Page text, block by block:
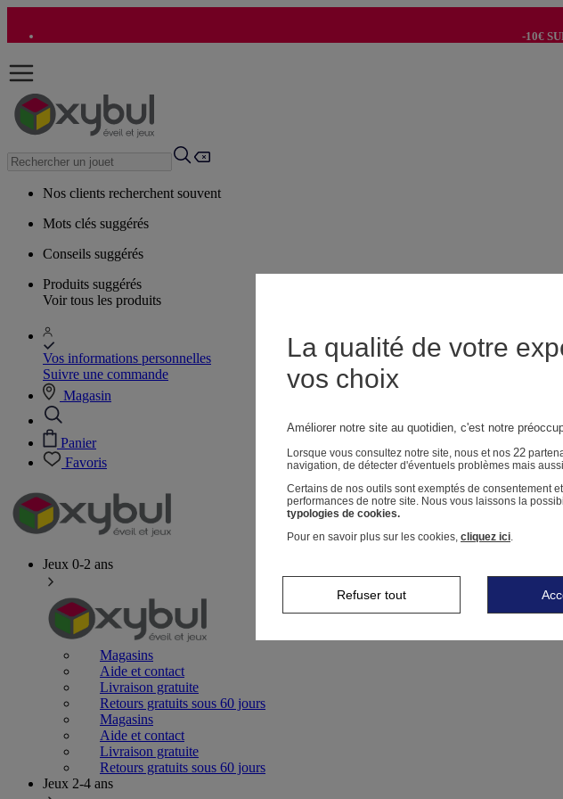
-10€
Nos clients recherchent souvent
Mots clés suggérés
Conseils suggérés
Produits suggérés
Voir tous les produits
Vos informations personnelles
Suivre une commande
Magasin
Panier
Favoris
Jeux 0-2 ans
Magasins
Aide et contact
Livraison gratuite
Retours gratuits sous 60 jours
Magasins
Aide et contact
Livraison gratuite
Retours gratuits sous 60 jours
Jeux 2-4 ans
La qualité de votre
vos choix
Améliorer notre site au quotidien, c'est notre
Lorsque vous consultez notre site, nous et nos 22
navigation, de détecter d'éventuels problèmes mais
Certains de nos outils sont exemptés de consentement
performances de notre site. Nous vous laissons la
typologies de cookies.
Pour en savoir plus sur les cookies, cliquez ici.
Refuser tout